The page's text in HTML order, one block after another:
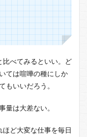
比べてみるといい。ど
ては喧嘩の種にしか
もいいだろう。
量は大差ない。
ど大変な仕事を毎日